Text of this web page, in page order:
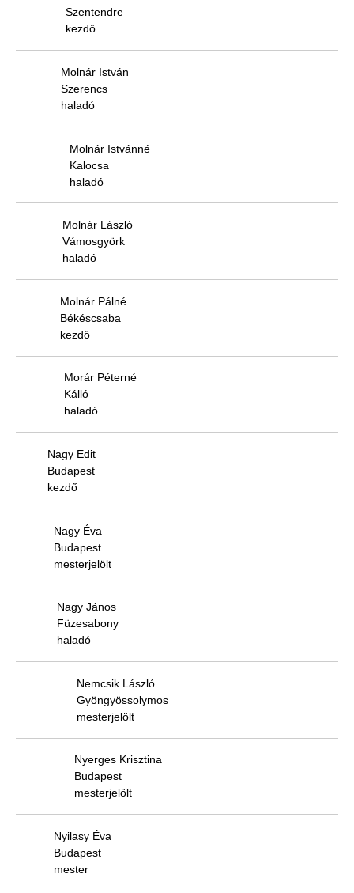
Szentendre
kezdő
Molnár István
Szerencs
haladó
Molnár Istvánné
Kalocsa
haladó
Molnár László
Vámosgyörk
haladó
Molnár Pálné
Békéscsaba
kezdő
Morár Péterné
Kálló
haladó
Nagy Edit
Budapest
kezdő
Nagy Éva
Budapest
mesterjelölt
Nagy János
Füzesabony
haladó
Nemcsik László
Gyöngyössolymos
mesterjelölt
Nyerges Krisztina
Budapest
mesterjelölt
Nyilasy Éva
Budapest
mester